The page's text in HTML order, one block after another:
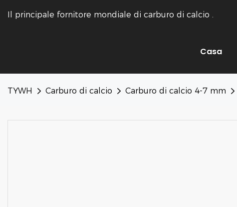
Il principale fornitore mondiale di carburo di calcio .
Casa
TYWH Carburo di calcio Carburo di calcio 4-7 mm